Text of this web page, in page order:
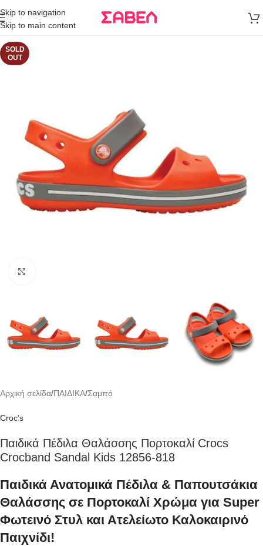
Skip to navigation
Skip to main content
άνω των 80€
Παραγγελία
SOLD
OUT
Αρχική σελίδα/ΠΑΙΔΙΚΑ/Σαμπό
Croc’s
Παιδικά Πέδιλα Θαλάσσης Πορτοκαλί Crocs
Crocband Sandal Kids 12856-818
Παιδικά Ανατομικά Πέδιλα & Παπουτσάκια
Θαλάσσης σε Πορτοκαλί Χρώμα για Super
Φωτεινό Στυλ και Ατελείωτο Καλοκαιρινό
Παιχνίδι!